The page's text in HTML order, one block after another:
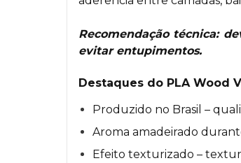
Recomendação técnica:
evitar entupimentos.
Destaques do PLA Wood
Produzido no Brasil –
Aroma amadeirado
Efeito texturizado –